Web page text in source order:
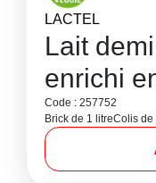
LACTEL
Lait
enrichi
Code : 257752
Brick de 1 litreColis de